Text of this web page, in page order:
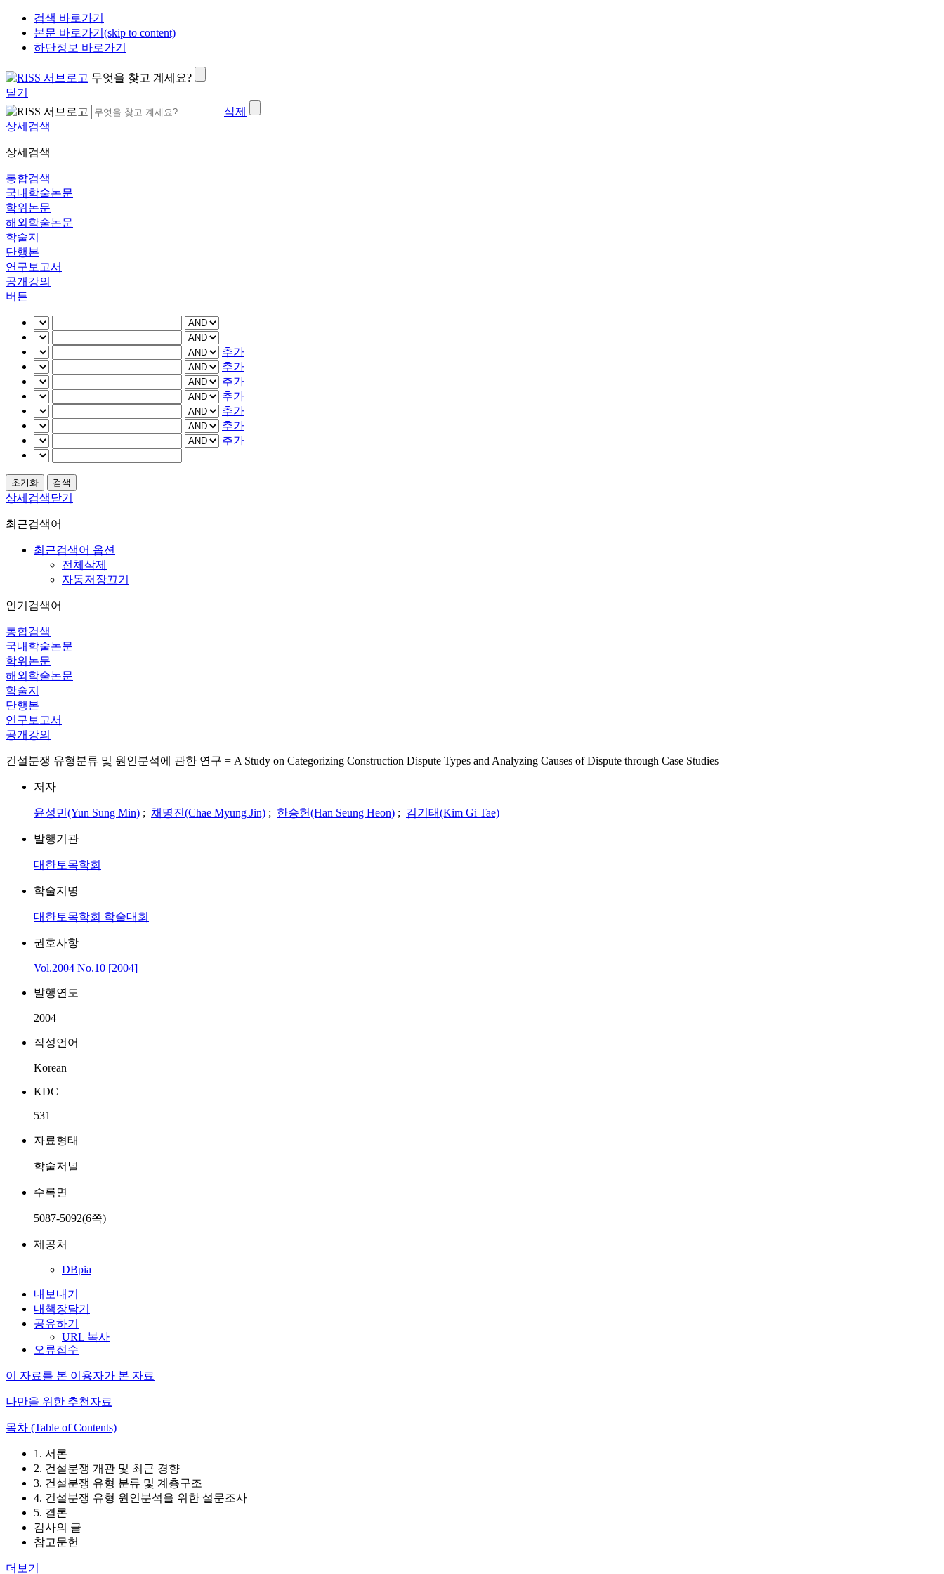
검색 바로가기
본문 바로가기(skip to content)
하단정보 바로가기
무엇을 찾고 계세요?
닫기
삭제
상세검색
상세검색
통합검색
국내학술논문
학위논문
해외학술논문
학술지
단행본
연구보고서
공개강의
버튼
추가
추가
추가
추가
추가
추가
추가
상세검색닫기
최근검색어
최근검색어 옵션
전체삭제
자동저장끄기
인기검색어
통합검색
국내학술논문
학위논문
해외학술논문
학술지
단행본
연구보고서
공개강의
건설분쟁 유형분류 및 원인분석에 관한 연구 = A Study on Categorizing Construction Dispute Types and Analyzing Causes of Dispute through Case Studies
저자
윤성민(Yun Sung Min) ; 채명진(Chae Myung Jin) ; 한승헌(Han Seung Heon) ; 김기태(Kim Gi Tae)
발행기관
대한토목학회
학술지명
대한토목학회 학술대회
권호사항
Vol.2004 No.10 [2004]
발행연도
2004
작성언어
Korean
KDC
531
자료형태
학술저널
수록면
5087-5092(6쪽)
제공처
DBpia
내보내기
내책장담기
공유하기
URL 복사
오류접수
이 자료를 본 이용자가 본 자료
나만을 위한 추천자료
목차 (Table of Contents)
1. 서론
2. 건설분쟁 개관 및 최근 경향
3. 건설분쟁 유형 분류 및 계층구조
4. 건설분쟁 유형 원인분석을 위한 설문조사
5. 결론
감사의 글
참고문헌
더보기